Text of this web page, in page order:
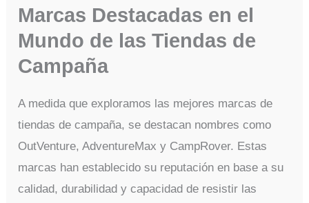
Marcas Destacadas en el
Mundo de las Tiendas de
Campaña
A medida que exploramos las mejores marcas de
tiendas de campaña, se destacan nombres como
OutVenture, AdventureMax y CampRover. Estas
marcas han establecido su reputación en base a su
calidad, durabilidad y capacidad de resistir las